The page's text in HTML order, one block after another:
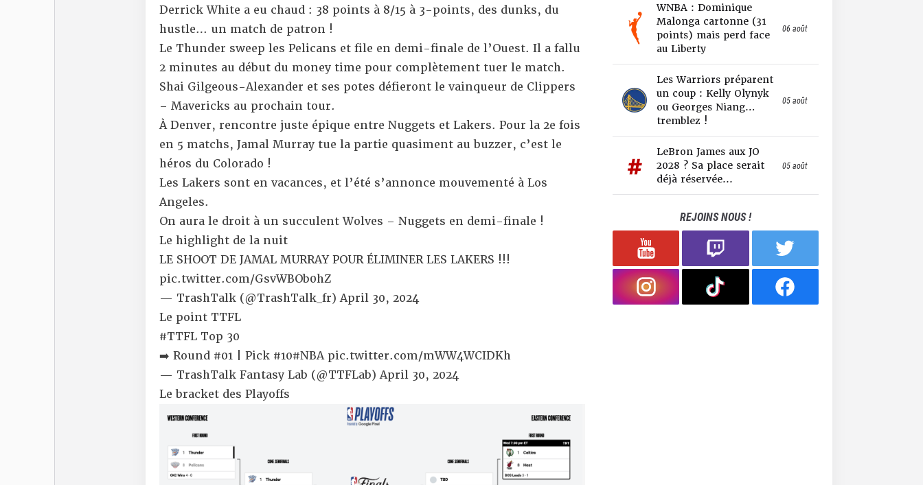
Derrick White a eu chaud : 38 points à 8/15 à 3-points, des dunks, du
hustle… un match de patron !
Le Thunder sweep les Pelicans et file en demi-finale de l’Ouest. Il a fallu
2 minutes au début du money time pour complètement tuer le match.
Shai Gilgeous-Alexander et ses potes défieront le vainqueur de Clippers
– Mavericks au prochain tour.
À Denver, rencontre juste épique entre Nuggets et Lakers. Pour la 2e fois
en 5 matchs, Jamal Murray tue la partie quasiment au buzzer, c’est le
héros du Colorado !
Les Lakers sont en vacances, et l’été s’annonce mouvementé à Los
Angeles.
On aura le droit à un succulentWolves – Nuggets en demi-finale !
Le highlight de la nuit
LE SHOOT DE JAMAL MURRAY POUR ÉLIMINER LES LAKERS !!!
pic.twitter.com/GsvWBOb0hZ
— TrashTalk (@TrashTalk_fr)April 30, 2024
Le point TTFL
#TTFL Top 30
➡️ Round #01 | Pick #10#NBA pic.twitter.com/mWW4WCIDKh
— TrashTalk Fantasy Lab (@TTFLab)April 30, 2024
Le bracket des Playoffs
WNBA : Dominique
Malonga cartonne (31
points) mais perd face
au Liberty
06 août
Les Warriors préparent
un coup : Kelly Olynyk
ou Georges Niang…
tremblez !
05 août
LeBron James aux JO
2028 ? Sa place serait
déjà réservée...
05 août
REJOINS NOUS !